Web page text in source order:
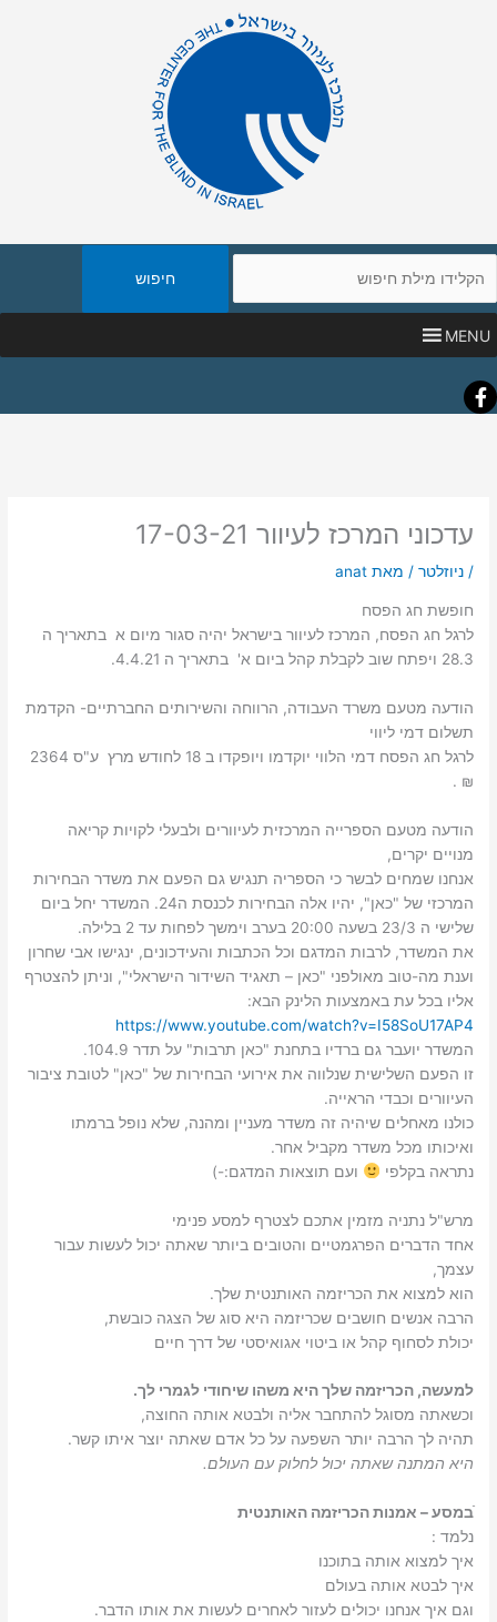
חיפוש
באתר
MENU
Facebook
עדכוני המרכז לעיוור 17-03-21
/ניוזלטר / מאתanat
חופשת חג הפסח
לרגל חג הפסח, המרכז לעיוור בישראל יהיה סגור מיום א בתאריך ה
28.3 ויפתח שוב לקבלת קהל ביום א' בתאריך ה 4.4.21.
הודעה מטעם משרד העבודה, הרווחה והשירותים החברתיים- הקדמת
תשלום דמי ליווי
לרגל חג הפסח דמי הלווי יוקדמו ויופקדו ב 18 לחודש מרץ ע"ס 2364
₪ .
הודעה מטעם הספרייה המרכזית לעיוורים ולבעלי לקויות קריאה
מנויים יקרים,
אנחנו שמחים לבשר כי הספריה תנגיש גם הפעם את משדר הבחירות
המרכזי של "כאן", יהיו אלה הבחירות לכנסת ה24. המשדר יחל ביום
שלישי ה 23/3 בשעה 20:00 בערב וימשך לפחות עד 2 בלילה.
את המשדר, לרבות המדגם וכל הכתבות והעידכונים, ינגישו אבי שחרון
וענת מה-טוב מאולפני "כאן – תאגיד השידור הישראלי", וניתן להצטרף
אליו בכל עת באמצעות הלינק הבא:
https://www.youtube.com/watch?v=I58SoU17AP4
המשדר יועבר גם ברדיו בתחנת "כאן תרבות" על תדר 104.9.
זו הפעם השלישית שנלווה את אירועי הבחירות של "כאן" לטובת ציבור
העיוורים וכבדי הראייה.
כולנו מאחלים שיהיה זה משדר מעניין ומהנה, שלא נופל ברמתו
ואיכותו מכל משדר מקביל אחר.
נתראה בקלפי
ועם תוצאות המדגם:-)
מרש"ל נתניה מזמין אתכם לצטרף למסע פנימי
אחד הדברים הפרגמטיים והטובים ביותר שאתה יכול לעשות עבור
עצמך,
הוא למצוא את הכריזמה האותנטית שלך.
הרבה אנשים חושבים שכריזמה היא סוג של הצגה כובשת,
יכולת לסחוף קהל או ביטוי אגואיסטי של דרך חיים
למעשה, הכריזמה שלך היא משהו שיחודי לגמרי לך.
וכשאתה מסוגל להתחבר אליה ולבטא אותה החוצה,
תהיה לך הרבה יותר השפעה על כל אדם שאתה יוצר איתו קשר.
היא המתנה שאתה יכול לחלוק עם העולם.
ֿבמסע – אמנות הכריזמה האותנטית
נלמד :
איך למצוא אותה בתוכנו
איך לבטא אותה בעולם
וגם איך אנחנו יכולים לעזור לאחרים לעשות את אותו הדבר.